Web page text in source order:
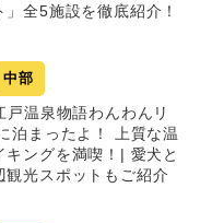
全5施設を徹底紹介！
中部
戸温泉物語わんわんリ
泊まったよ！ 上質な温
キングを満喫！| 愛犬と
観光スポットもご紹介